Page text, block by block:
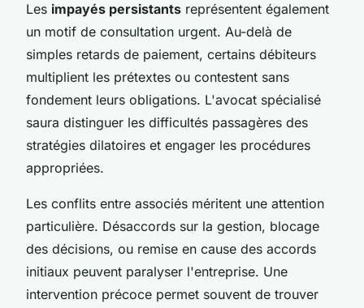
Les impayés persistants représentent également
un motif de consultation urgent. Au-delà de
simples retards de paiement, certains débiteurs
multiplient les prétextes ou contestent sans
fondement leurs obligations. L'avocat spécialisé
saura distinguer les difficultés passagères des
stratégies dilatoires et engager les procédures
appropriées.
Les conflits entre associés méritent une attention
particulière. Désaccords sur la gestion, blocage
des décisions, ou remise en cause des accords
initiaux peuvent paralyser l'entreprise. Une
intervention précoce permet souvent de trouver